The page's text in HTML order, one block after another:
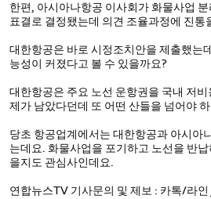
한편, 아시아나항공 이사회가 화물사업
표결로 결정됐는데 의견 조율과정에 진통
대한항공은 바로 시정조치안을 제출했는
능성이 커졌다고 볼 수 있을까요?
대한항공은 주요 노선 운항권을 국내 저
제가 남았다던데 또 어떤 산들을 넘어야
당초 항공업계에서는 대한항공과 아시아
는데요. 화물사업을 포기하고 노선을 반
을지도 관심사인데요.
연합뉴스TV 기사문의 및 제보 : 카톡/라